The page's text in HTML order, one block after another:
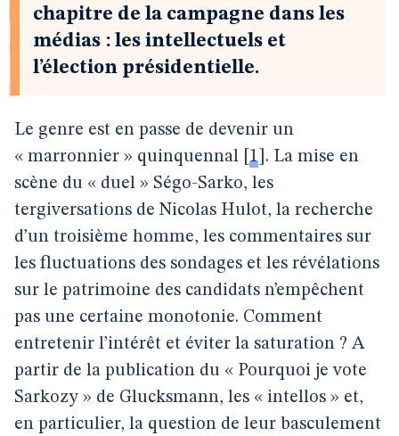
chapitre de la campagne dans les
médias : les intellectuels et
l’élection présidentielle.
Le genre est en passe de devenir un
« marronnier » quinquennal 1 . La mise en
scène du « duel » Ségo-Sarko, les
tergiversations de Nicolas Hulot, la recherche
d’un troisième homme, les commentaires sur
les fluctuations des sondages et les révélations
sur le patrimoine des candidats n’empêchent
pas une certaine monotonie. Comment
entretenir l’intérêt et éviter la saturation ? A
partir de la publication du « Pourquoi je vote
Sarkozy » de Glucksmann, les « intellos » et,
en particulier, la question de leur basculement